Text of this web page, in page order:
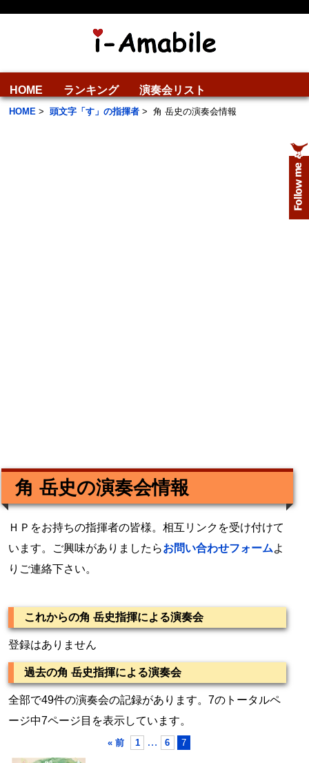
HOME ランキング 演奏会リスト
HOME > 頭文字「す」の指揮者 > 角 岳史の演奏会情報
角 岳史の演奏会情報
ＨＰをお持ちの指揮者の皆様。相互リンクを受け付けて
います。ご興味がありましたらお問い合わせフォームよ
りご連絡下さい。
これからの角 岳史指揮による演奏会
登録はありません
過去の角 岳史指揮による演奏会
全部で49件の演奏会の記録があります。7のトータルペ
ージ中7ページ目を表示しています。
« 前 1 … 6 7